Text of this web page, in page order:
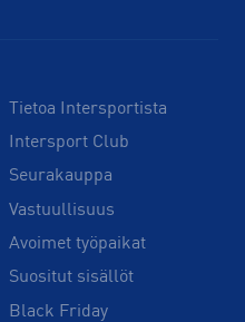
Tietoa Intersportista
Intersport Club
Seurakauppa
Vastuullisuus
Avoimet työpaikat
Suositut sisällöt
Black Friday